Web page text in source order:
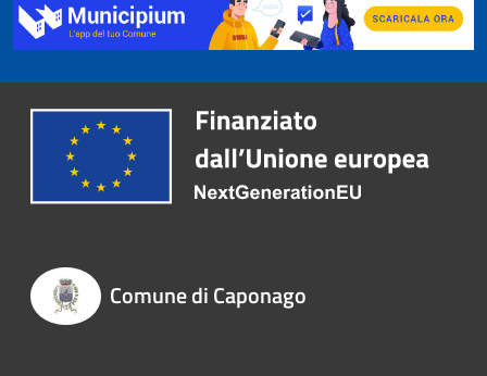
Comune di Caponago